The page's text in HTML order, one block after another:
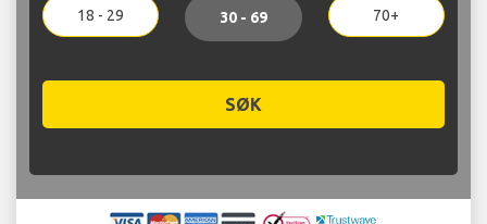
18 - 29 30 - 69 70+
SØK